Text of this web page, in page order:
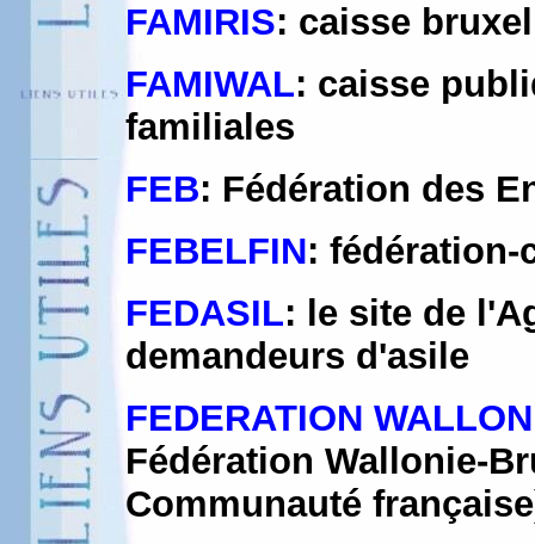
FAMIRIS: caisse
FAMIWAL: caisse
familiales
FEB: Fédération des
FEBELFIN:
FEDASIL: le site de
demandeurs d'asile
FEDERATION
Fédération Wallonie-
Communauté